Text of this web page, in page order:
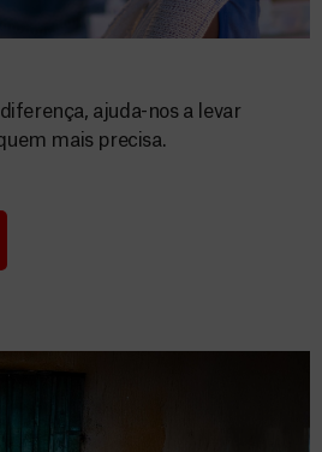
ajuda-nos a levar
mais precisa.